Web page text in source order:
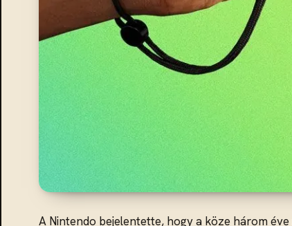
A Nintendo bejelentette, hogy a köze három